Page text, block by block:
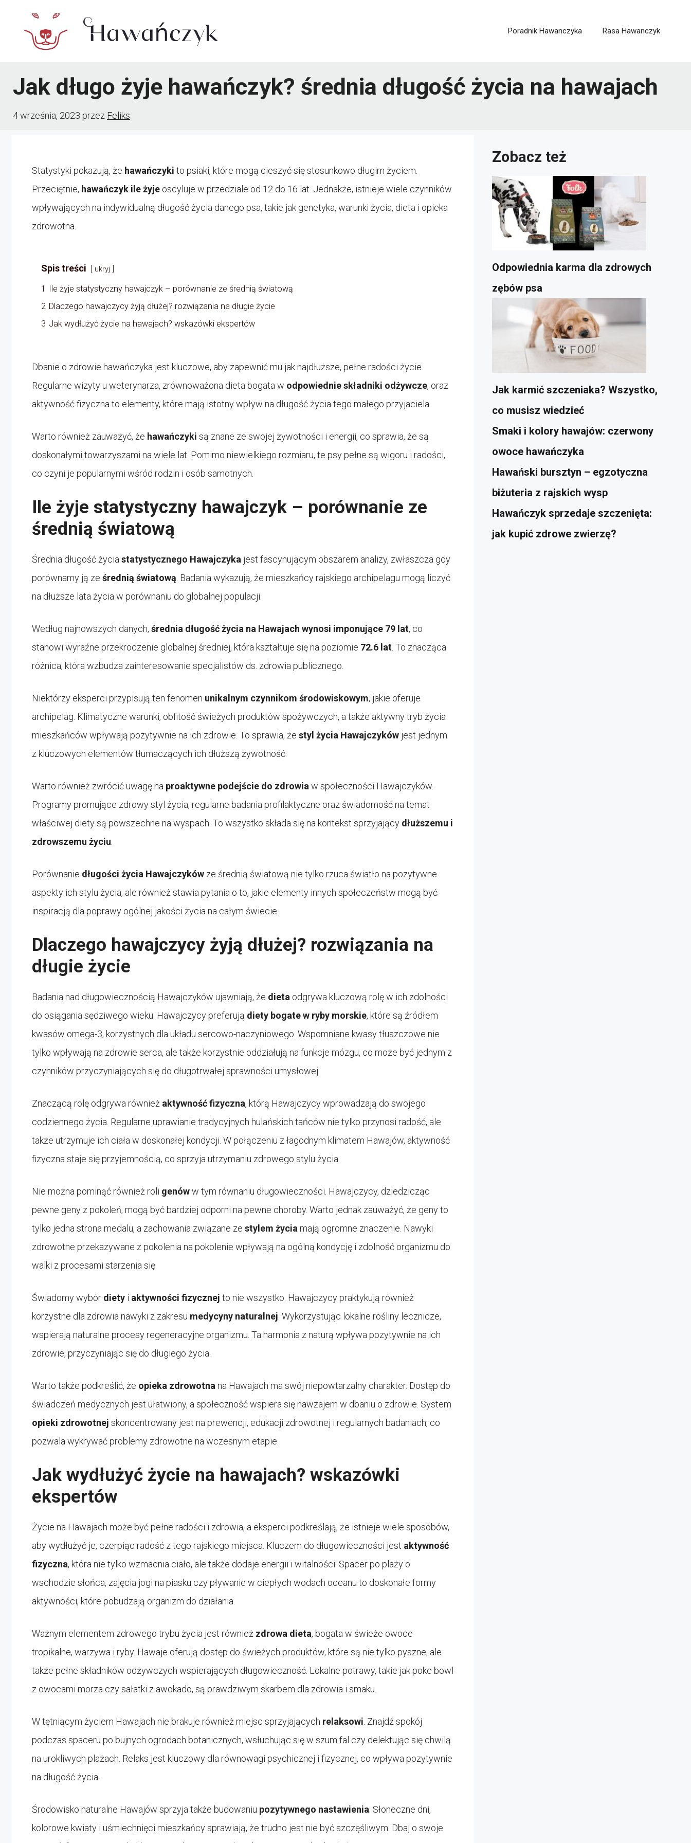
Poradnik Hawanczyka Rasa Hawanczyk
Jak długo żyje hawańczyk? średnia długość życia na hawajach
4 września, 2023 przez Feliks
Statystyki pokazują, że hawańczyki to psiaki, które mogą cieszyć się stosunkowo długim życiem.
Przeciętnie, hawańczyk ile żyje oscyluje w przedziale od 12 do 16 lat. Jednakże, istnieje wiele czynników
wpływających na indywidualną długość życia danego psa, takie jak genetyka, warunki życia, dieta i opieka
zdrowotna.
Spis treści ukryj
1
Ile żyje statystyczny hawajczyk – porównanie ze średnią światową
2 Dlaczego hawajczycy żyją dłużej? rozwiązania na długie życie
3 Jak wydłużyć życie na hawajach? wskazówki ekspertów
Dbanie o zdrowie hawańczyka jest kluczowe, aby zapewnić mu jak najdłuższe, pełne radości życie.
Regularne wizyty u weterynarza, zrównoważona dieta bogata w odpowiednie składniki odżywcze, oraz
aktywność fizyczna to elementy, które mają istotny wpływ na długość życia tego małego przyjaciela.
Warto również zauważyć, że hawańczyki są znane ze swojej żywotności i energii, co sprawia, że są
doskonałymi towarzyszami na wiele lat. Pomimo niewielkiego rozmiaru, te psy pełne są wigoru i radości,
co czyni je popularnymi wśród rodzin i osób samotnych.
Ile żyje statystyczny hawajczyk – porównanie ze
średnią światową
Średnia długość życiastatystycznego Hawajczyka jest fascynującym obszarem analizy, zwłaszcza gdy
porównamy ją ze średnią światową. Badania wykazują, że mieszkańcy rajskiego archipelagu mogą liczyć
na dłuższe lata życia w porównaniu do globalnej populacji.
Według najnowszych danych, średnia długość życia na Hawajach wynosi imponujące 79 lat, co
stanowi wyraźne przekroczenie globalnej średniej, która kształtuje się na poziomie 72.6 lat. To znacząca
różnica, która wzbudza zainteresowanie specjalistów ds. zdrowia publicznego.
Niektórzy eksperci przypisują ten fenomen unikalnym czynnikom środowiskowym, jakie oferuje
archipelag. Klimatyczne warunki, obfitość świeżych produktów spożywczych, a także aktywny tryb życia
mieszkańców wpływają pozytywnie na ich zdrowie. To sprawia, że styl życia Hawajczyków jest jednym
z kluczowych elementów tłumaczących ich dłuższą żywotność.
Warto również zwrócić uwagę na proaktywne podejście do zdrowiaw społeczności Hawajczyków.
Programy promujące zdrowy styl życia, regularne badania profilaktyczne oraz świadomość na temat
właściwej diety są powszechne na wyspach. To wszystko składa się na kontekst sprzyjający dłuższemu i
zdrowszemu życiu.
Porównanie długości życia Hawajczyków ze średnią światową nie tylko rzuca światło na pozytywne
aspekty ich stylu życia, ale również stawia pytania o to, jakie elementy innych społeczeństw mogą być
inspiracją dla poprawy ogólnej jakości życia na całym świecie.
Dlaczego hawajczycy żyją dłużej? rozwiązania na
długie życie
Badania nad długowiecznością Hawajczyków ujawniają, że dieta odgrywa kluczową rolę w ich zdolności
do osiągania sędziwego wieku. Hawajczycy preferują diety bogate w ryby morskie, które są źródłem
kwasów omega-3, korzystnych dla układu sercowo-naczyniowego. Wspomniane kwasy tłuszczowe nie
tylko wpływają na zdrowie serca, ale także korzystnie oddziałują na funkcje mózgu, co może być jednym z
czynników przyczyniających się do długotrwałej sprawności umysłowej.
Znaczącą rolę odgrywa również aktywność fizyczna, którą Hawajczycy wprowadzają do swojego
codziennego życia. Regularne uprawianie tradycyjnych hulańskich tańców nie tylko przynosi radość, ale
także utrzymuje ich ciała w doskonałej kondycji. W połączeniu z łagodnym klimatem Hawajów, aktywność
fizyczna staje się przyjemnością, co sprzyja utrzymaniu zdrowego stylu życia.
Nie można pominąć również roli genóww tym równaniu długowieczności. Hawajczycy, dziedzicząc
pewne geny z pokoleń, mogą być bardziej odporni na pewne choroby. Warto jednak zauważyć, że geny to
tylko jedna strona medalu, a zachowania związane ze stylem życiamają ogromne znaczenie. Nawyki
zdrowotne przekazywane z pokolenia na pokolenie wpływają na ogólną kondycję i zdolność organizmu do
walki z procesami starzenia się.
Świadomy wybór diety i aktywności fizycznej to nie wszystko. Hawajczycy praktykują również
korzystne dla zdrowia nawyki z zakresu medycyny naturalnej. Wykorzystując lokalne rośliny lecznicze,
wspierają naturalne procesy regeneracyjne organizmu. Ta harmonia z naturą wpływa pozytywnie na ich
zdrowie, przyczyniając się do długiego życia.
Warto także podkreślić, że opieka zdrowotnana Hawajach ma swój niepowtarzalny charakter. Dostęp do
świadczeń medycznych jest ułatwiony, a społeczność wspiera się nawzajem w dbaniu o zdrowie. System
opieki zdrowotnej skoncentrowany jest na prewencji, edukacji zdrowotnej i regularnych badaniach, co
pozwala wykrywać problemy zdrowotne na wczesnym etapie.
Jak wydłużyć życie na hawajach? wskazówki
ekspertów
Życie na Hawajach może być pełne radości i zdrowia, a eksperci podkreślają, że istnieje wiele sposobów,
aby wydłużyć je, czerpiąc radość z tego rajskiego miejsca. Kluczem do długowieczności jest aktywność
fizyczna, która nie tylko wzmacnia ciało, ale także dodaje energii i witalności. Spacer po plaży o
wschodzie słońca, zajęcia jogi na piasku czy pływanie w ciepłych wodach oceanu to doskonałe formy
aktywności, które pobudzają organizm do działania.
Ważnym elementem zdrowego trybu życia jest również zdrowa dieta, bogata w świeże owoce
tropikalne, warzywa i ryby. Hawaje oferują dostęp do świeżych produktów, które są nie tylko pyszne, ale
także pełne składników odżywczych wspierających długowieczność. Lokalne potrawy, takie jak poke bowl
z owocami morza czy sałatki z awokado, są prawdziwym skarbem dla zdrowia i smaku.
W tętniącym życiem Hawajach nie brakuje również miejsc sprzyjających relaksowi. Znajdź spokój
podczas spaceru po bujnych ogrodach botanicznych, wsłuchując się w szum fal czy delektując się chwilą
na urokliwych plażach. Relaks jest kluczowy dla równowagi psychicznej i fizycznej, co wpływa pozytywnie
na długość życia.
Środowisko naturalne Hawajów sprzyja także budowaniu pozytywnego nastawienia. Słoneczne dni,
kolorowe kwiaty i uśmiechnięci mieszkańcy sprawiają, że trudno jest nie być szczęśliwym. Dbaj o swoje
Zobacz też
Odpowiednia karma dla zdrowych
zębów psa
Jak karmić szczeniaka? Wszystko,
co musisz wiedzieć
Smaki i kolory hawajów: czerwony
owoce hawańczyka
Hawański bursztyn – egzotyczna
biżuteria z rajskich wysp
Hawańczyk sprzedaje szczenięta:
jak kupić zdrowe zwierzę?